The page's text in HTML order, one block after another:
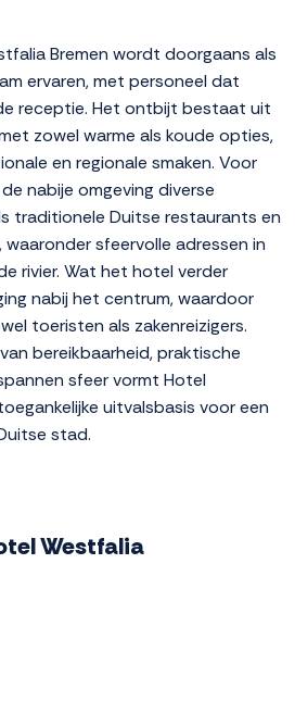
Bremen wordt doorgaans als
ervaren, met personeel dat
receptie. Het ontbijt bestaat uit
zowel warme als koude opties,
en regionale smaken. Voor
nabije omgeving diverse
traditionele Duitse restaurants en
sfeervolle adressen in
rivier. Wat het hotel verder
nabij het centrum, waardoor
toeristen als zakenreizigers.
bereikbaarheid, praktische
sfeer vormt Hotel
uitvalsbasis voor een
stad.
Westfalia